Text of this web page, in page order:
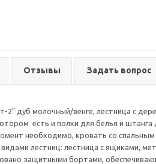
Отзывы Задать вопрос
дуб молочный/венге, лестница с
есть и полки для белья и
необходимо, кровать со
лестниц: лестница с ящиками,
защитными бортами,